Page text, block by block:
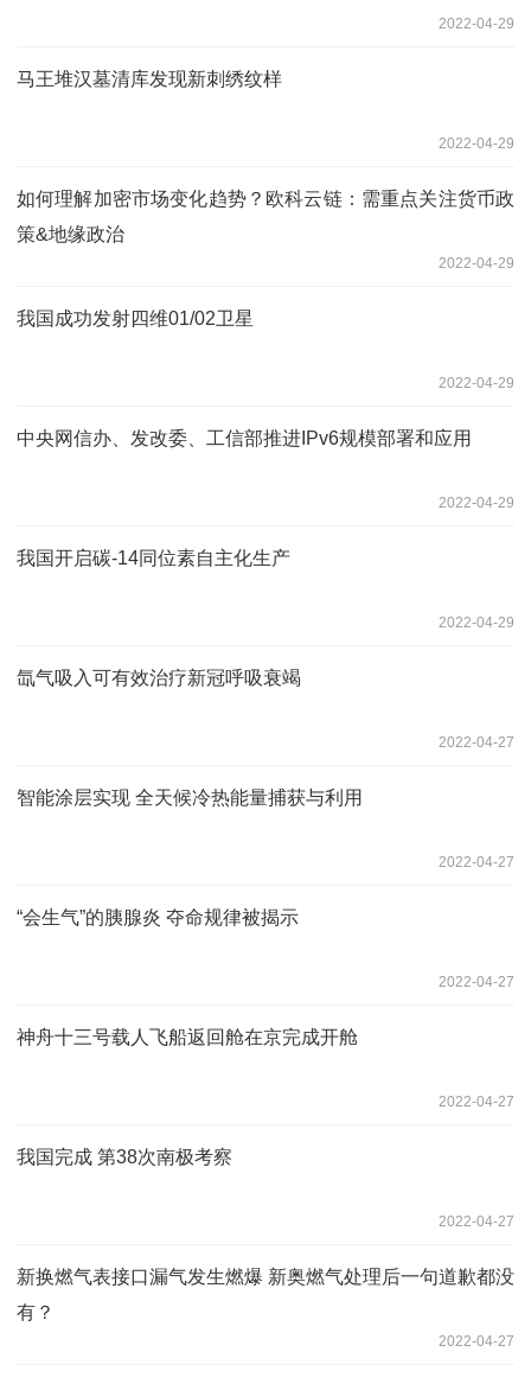
2022-04-29
马王堆汉墓清库发现新刺绣纹样
2022-04-29
如何理解加密市场变化趋势？欧科云链：需重点关注货币政
策&地缘政治
2022-04-29
我国成功发射四维01/02卫星
2022-04-29
中央网信办、发改委、工信部推进IPv6规模部署和应用
2022-04-29
我国开启碳-14同位素自主化生产
2022-04-29
氙气吸入可有效治疗新冠呼吸衰竭
2022-04-27
智能涂层实现 全天候冷热能量捕获与利用
2022-04-27
“会生气”的胰腺炎 夺命规律被揭示
2022-04-27
神舟十三号载人飞船返回舱在京完成开舱
2022-04-27
我国完成 第38次南极考察
2022-04-27
新换燃气表接口漏气发生燃爆 新奥燃气处理后一句道歉都没
有？
2022-04-27